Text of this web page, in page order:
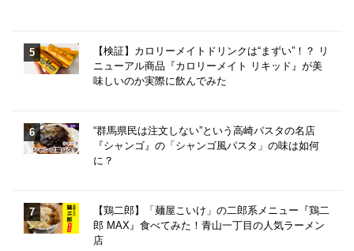
【検証】カロリーメイトドリンクは“まずい”！？ リ
ニューアル商品『カロリーメイト リキッド』が美
味しいのか実際に飲んでみた
“群馬県民は注文しない”という高崎パスタの名店
『シャンゴ』の「シャンゴ風パスタ」の味は如何
に？
【鶏二郎】「麺屋こいけ」の二郎系メニュー『鶏二
郎 MAX』食べてみた！青山一丁目の人気ラーメン
店